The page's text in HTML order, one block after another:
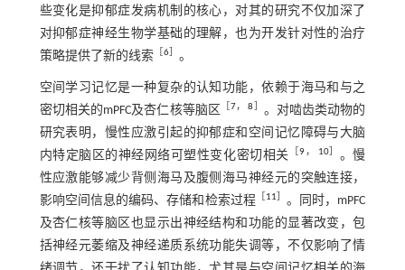
些变化是抑郁症发病机制的核心，对其的研究不仅加深了
对抑郁症神经生物学基础的理解，也为开发针对性的治疗
策略提供了新的线索
6］ 。
空间学习记忆是一种复杂的认知功能，依赖于海马和与之
密切相关的mPFC及杏仁核等脑区 ［7，8
。对啮齿类动物的
研究表明，慢性应激引起的抑郁症和空间记忆障碍与大脑
内特定脑区的神经网络可塑性变化密切相关 ［9， 10］ 。慢
性应激能够减少背侧海马及腹侧海马神经元的突触连接，
影响空间信息的编码、存储和检索过程
11
。同时，mPFC
及杏仁核等脑区也显示出神经结构和功能的显著改变，包
括神经元萎缩及神经递质系统功能失调等，不仅影响了情